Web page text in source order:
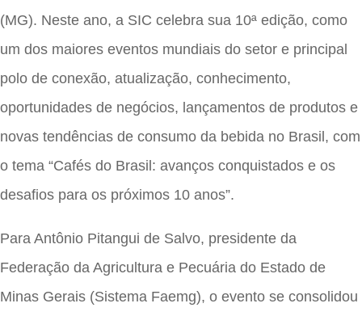
(MG). Neste ano, a SIC celebra sua 10ª edição, como
um dos maiores eventos mundiais do setor e principal
polo de conexão, atualização, conhecimento,
oportunidades de negócios, lançamentos de produtos e
novas tendências de consumo da bebida no Brasil, com
o tema “Cafés do Brasil: avanços conquistados e os
desafios para os próximos 10 anos”.
Para Antônio Pitangui de Salvo, presidente da
Federação da Agricultura e Pecuária do Estado de
Minas Gerais (Sistema Faemg), o evento se consolidou